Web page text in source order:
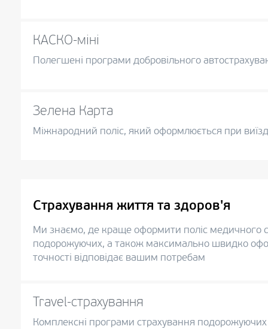
КАСКО-міні
Полегшені програми добровільного
Зелена Карта
Міжнародний поліс, який оформлюється при
Страхування життя та здоров'я
Ми знаємо, де краще оформити поліс медичного
подорожуючих, а також максимально швидко
точності відповідає вашим потребам
Travel-страхування
Комплексні програми страхування